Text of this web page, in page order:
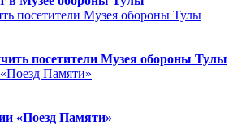
посетители Музея обороны Тулы
«Поезд Памяти»